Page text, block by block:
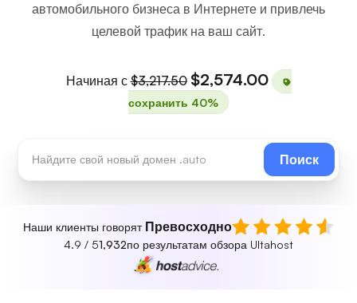
автомобильного бизнеса в Интернете и привлечь
целевой трафик на ваш сайт.
Начиная с$3,217.50 $2,574.00
сохранить 40%
Поиск
Наши клиенты говорят Превосходно
4.9 / 51,932по результатам обзора Ultahost